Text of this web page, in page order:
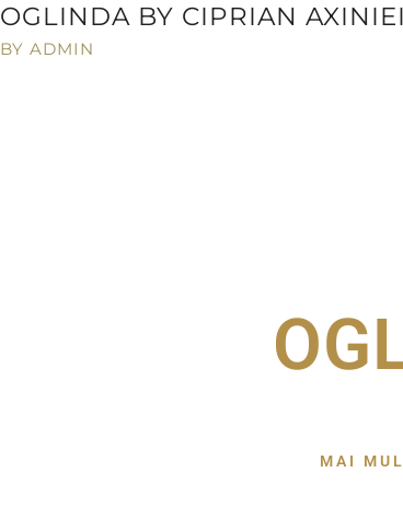
OGLINDA BY CIPRIAN
BY ADMIN
MAI